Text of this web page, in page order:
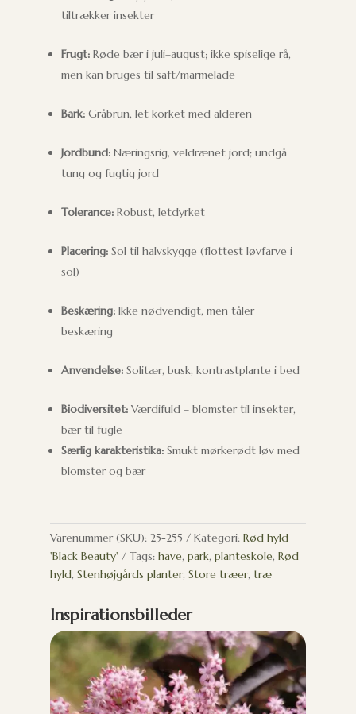
tiltrækker insekter
Frugt:Røde bær i juli–august; ikke spiselige rå,
men kan bruges til saft/marmelade
Bark:Gråbrun, let korket med alderen
Jordbund:Næringsrig, veldrænet jord; undgå
tung og fugtig jord
Tolerance:Robust, letdyrket
Placering:Sol til halvskygge (flottest løvfarve i
sol)
Beskæring:Ikke nødvendigt, men tåler
beskæring
Anvendelse:Solitær, busk, kontrastplante i bed
Biodiversitet:Værdifuld – blomster til insekter,
bær til fugle
Særlig karakteristika:Smukt mørkerødt løv med
blomster og bær
Varenummer (SKU): 25-255 Kategori: Rød hyld
'Black Beauty'
Tags: have, park, planteskole, Rød
hyld, Stenhøjgårds planter, Store træer, træ
Inspirationsbilleder